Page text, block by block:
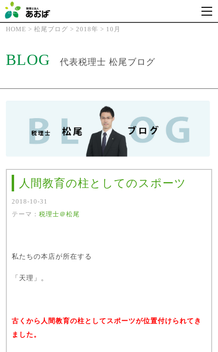
HOME > 松尾ブログ > 2018年 > 10月
BLOG 代表税理士 松尾ブログ
人間教育の柱としてのスポーツ
2018-10-31
テーマ： 税理士＠松尾
私たちの本店が所在する
「天理」。
古くから人間教育の柱としてスポーツが位置付けられてき
ました。